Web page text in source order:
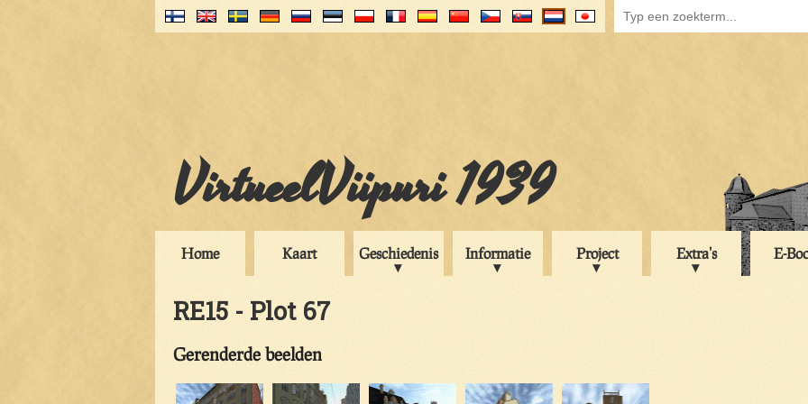
VirtueelViipuri 1939
Home Kaart Geschiedenis Informatie Project Extra's E-
RE15 - Plot 67
Gerenderde beelden